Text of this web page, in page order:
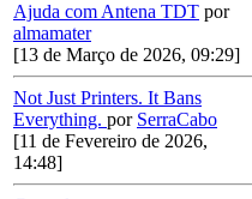
Ajuda com Antena TDT por
almamater
[13 de Março de 2026, 09:29]
Not Just Printers. It Bans
Everything. por SerraCabo
[11 de Fevereiro de 2026,
14:48]